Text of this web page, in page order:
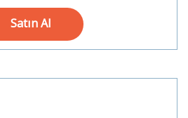
Satın Al